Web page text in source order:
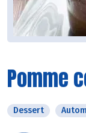
Pomme
Dessert